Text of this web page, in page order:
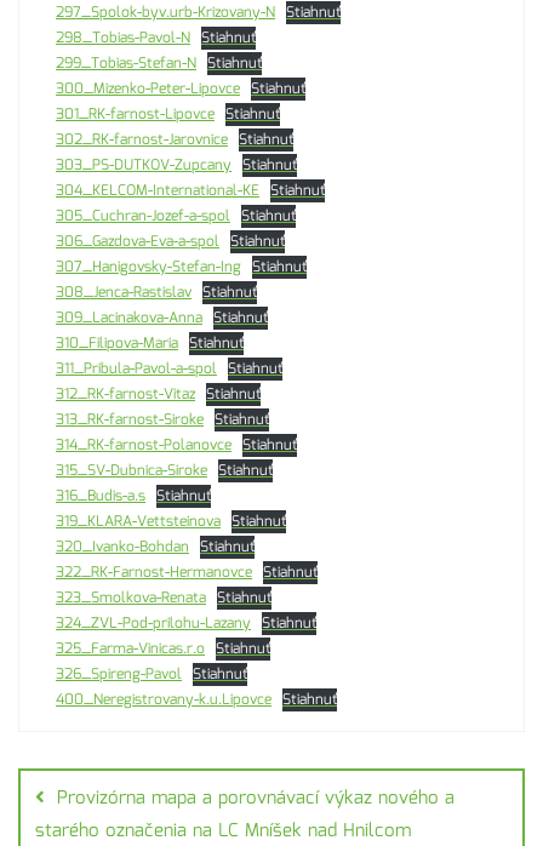
297_Spolok-byv.urb-Krizovany-N Stiahnuť
298_Tobias-Pavol-N Stiahnuť
299_Tobias-Stefan-N Stiahnuť
300_Mizenko-Peter-Lipovce Stiahnuť
301_RK-farnost-Lipovce Stiahnuť
302_RK-farnost-Jarovnice Stiahnuť
303_PS-DUTKOV-Zupcany Stiahnuť
304_KELCOM-International-KE Stiahnuť
305_Cuchran-Jozef-a-spol Stiahnuť
306_Gazdova-Eva-a-spol Stiahnuť
307_Hanigovsky-Stefan-Ing Stiahnuť
308_Jenca-Rastislav Stiahnuť
309_Lacinakova-Anna Stiahnuť
310_Filipova-Maria Stiahnuť
311_Pribula-Pavol-a-spol Stiahnuť
312_RK-farnost-Vitaz Stiahnuť
313_RK-farnost-Siroke Stiahnuť
314_RK-farnost-Polanovce Stiahnuť
315_SV-Dubnica-Siroke Stiahnuť
316_Budis-a.s Stiahnuť
319_KLARA-Vettsteinova Stiahnuť
320_Ivanko-Bohdan Stiahnuť
322_RK-Farnost-Hermanovce Stiahnuť
323_Smolkova-Renata Stiahnuť
324_ZVL-Pod-prilohu-Lazany Stiahnuť
325_Farma-Vinicas.r.o Stiahnuť
326_Spireng-Pavol Stiahnuť
400_Neregistrovany-k.u.Lipovce Stiahnuť
Provizórna mapa a porovnávací výkaz nového a
starého označenia na LC Mníšek nad Hnilcom